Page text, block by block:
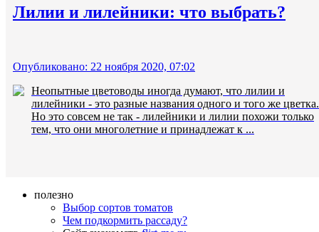
Лилии и лилейники: что выбрать?
Опубликовано: 22 ноября 2020, 07:02
Неопытные цветоводы иногда думают, что лилии и
лилейники - это разные названия одного и того же цветка.
Но это совсем не так - лилейники и лилии похожи только
тем, что они многолетние и принадлежат к ...
полезно
Выбор сортов томатов
Чем подкормить рассаду?